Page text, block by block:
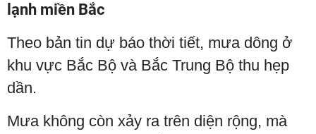
lạnh miền Bắc
Theo bản tin dự báo thời tiết, mưa dông ở
khu vực Bắc Bộ và Bắc Trung Bộ thu hẹp
dần.
Mưa không còn xảy ra trên diện rộng, mà